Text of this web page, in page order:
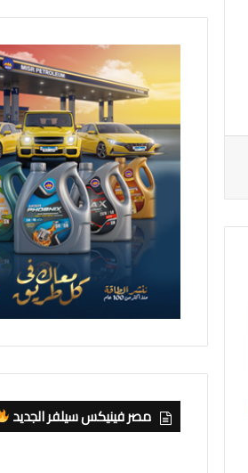
مصر فينيكس سيلفر الجديد